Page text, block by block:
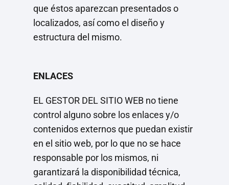
que éstos aparezcan presentados o
localizados, así como el diseño y
estructura del mismo.
ENLACES
EL GESTOR DEL SITIO WEB no tiene
control alguno sobre los enlaces y/o
contenidos externos que puedan existir
en el sitio web, por lo que no se hace
responsable por los mismos, ni
garantizará la disponibilidad técnica,